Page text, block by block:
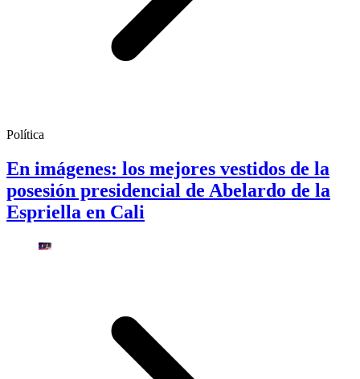
Política
En imágenes: los mejores vestidos de la
posesión presidencial de Abelardo de la
Espriella en Cali